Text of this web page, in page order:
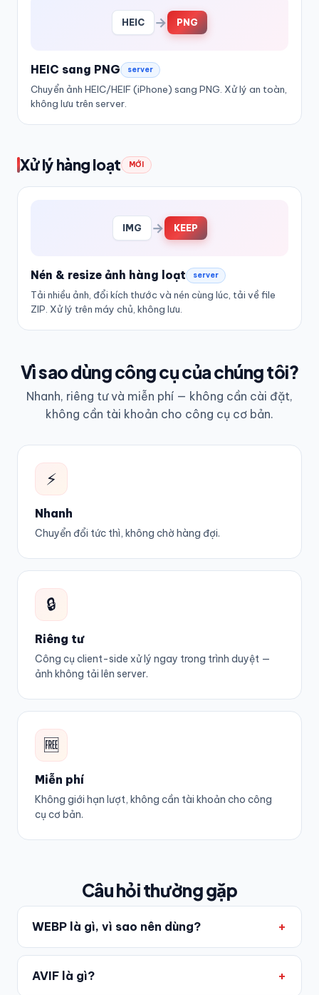
HEIC → PNG
HEIC sang PNG server
Chuyển ảnh HEIC/HEIF (iPhone) sang PNG. Xử lý an toàn,
không lưu trên server.
Xử lý hàng loạt MỚI
IMG → KEEP
Nén & resize ảnh hàng loạt server
Tải nhiều ảnh, đổi kích thước và nén cùng lúc, tải về file
ZIP. Xử lý trên máy chủ, không lưu.
Vì sao dùng công cụ của chúng tôi?
Nhanh, riêng tư và miễn phí — không cần cài đặt,
không cần tài khoản cho công cụ cơ bản.
⚡
Nhanh
Chuyển đổi tức thì, không chờ hàng đợi.
🔒
Riêng tư
Công cụ client-side xử lý ngay trong trình duyệt —
ảnh không tải lên server.
🆓
Miễn phí
Không giới hạn lượt, không cần tài khoản cho công
cụ cơ bản.
Câu hỏi thường gặp
WEBP là gì, vì sao nên dùng?
AVIF là gì?